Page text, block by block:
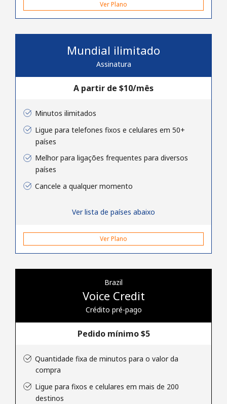
Mantenha contato para obter nossas melhores ofertas.
Entre
Olá!
Entre ouCADASTRE-SE AGORA →
Login
ou
Continuar com
Ver Plano
Mundial ilimitado
Assinatura
A partir de ⁦$10⁩/mês
Minutos ilimitados
Ligue para telefones fixos e celulares em 50+
países
Melhor para ligações frequentes para diversos
países
Cancele a qualquer momento
Ver lista de países abaixo
Ver Plano
Brazil
Voice Credit
Crédito pré-pago
Pedido mínimo ⁦$5⁩
Quantidade fixa de minutos para o valor da
compra
Ligue para fixos e celulares em mais de 200
destinos